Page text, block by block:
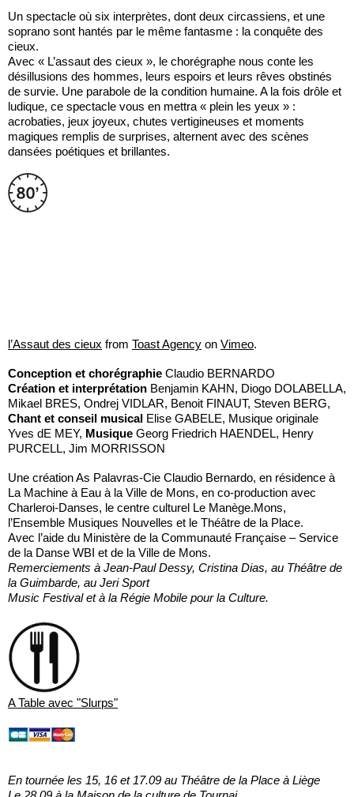
Un spectacle où six interprètes, dont deux circassiens, et une
soprano sont hantés par le même fantasme : la conquête des
cieux.
Avec « L’assaut des cieux », le chorégraphe nous conte les
désillusions des hommes, leurs espoirs et leurs rêves obstinés
de survie. Une parabole de la condition humaine. A la fois drôle et
ludique, ce spectacle vous en mettra « plein les yeux » :
acrobaties, jeux joyeux, chutes vertigineuses et moments
magiques remplis de surprises, alternent avec des scènes
dansées poétiques et brillantes.
l’Assaut des cieux from Toast Agency on Vimeo.
Conception et chorégraphie Claudio BERNARDO
Création et interprétation Benjamin KAHN, Diogo DOLABELLA,
Mikael BRES, Ondrej VIDLAR, Benoit FINAUT, Steven BERG,
Chant et conseil musical Elise GABELE, Musique originale
Yves dE MEY, Musique Georg Friedrich HAENDEL, Henry
PURCELL, Jim MORRISSON
Une création As Palavras-Cie Claudio Bernardo, en résidence à
La Machine à Eau à la Ville de Mons, en co-production avec
Charleroi-Danses, le centre culturel Le Manège.Mons,
l’Ensemble Musiques Nouvelles et le Théâtre de la Place.
Avec l’aide du Ministère de la Communauté Française – Service
de la Danse WBI et de la Ville de Mons.
Remerciements à Jean-Paul Dessy, Cristina Dias, au Théâtre de
la Guimbarde, au Jeri Sport
Music Festival et à la Régie Mobile pour la Culture.
A Table avec "Slurps"
En tournée les 15, 16 et 17.09 au Théâtre de la Place à Liège